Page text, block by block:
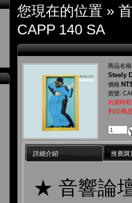
您現在的位置 »
CAPP 140 SA
商品名
Steely
價格:
貨號:
出貨時
列印商
詳細介紹 推薦購
★ 音響論